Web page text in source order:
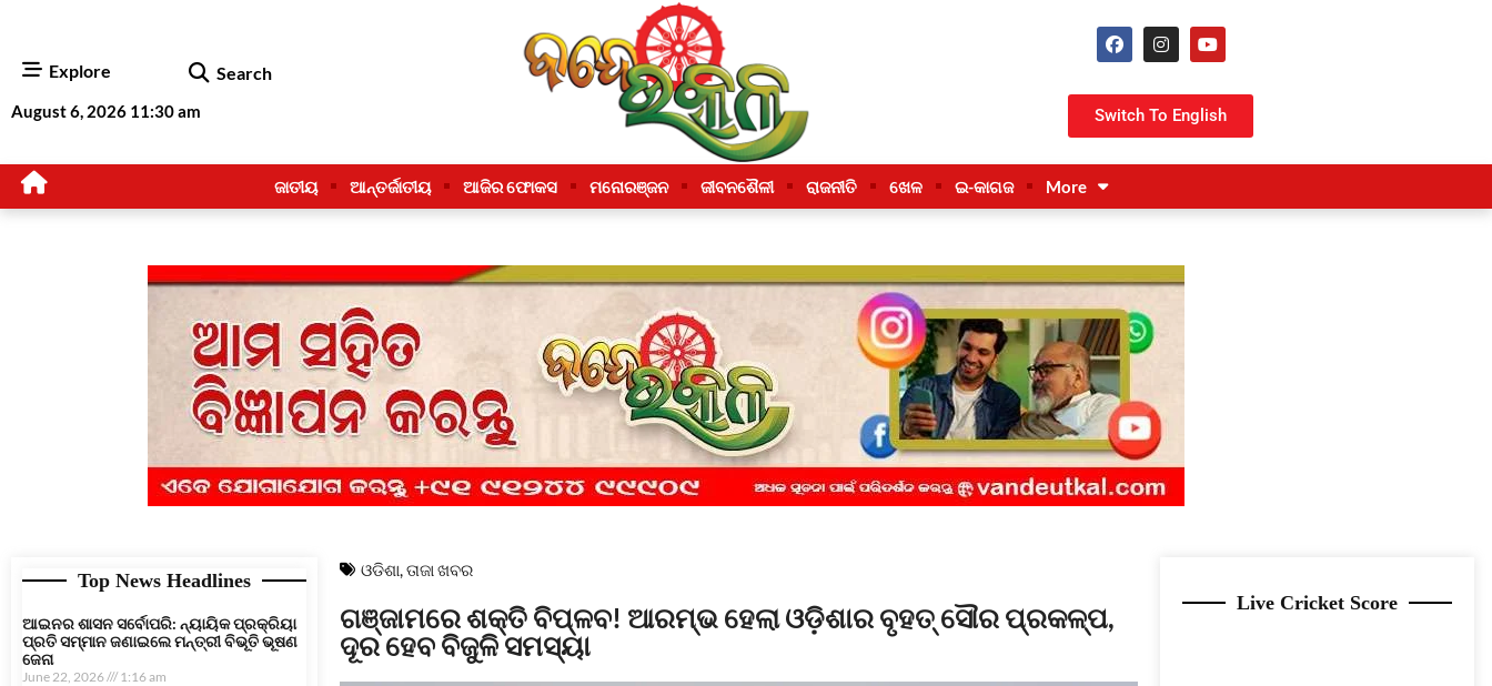
Explore Search
August 6, 2026 11:30 am Switch To English
ଜାତୀୟ ଆନ୍ତର୍ଜାତୀୟ ଆଜିର ଫୋକସ ମନୋରଞ୍ଜନ ଜୀବନଶୈଳୀ ରାଜନୀତି ଖେଳ ଇ-କାଗଜ More
Top News Headlines
ଆଇନର ଶାସନ ସର୍ବୋପରି: ନ୍ୟାୟିକ ପ୍ରକ୍ରିୟା
ପ୍ରତି ସମ୍ମାନ ଜଣାଇଲେ ମନ୍ତ୍ରୀ ବିଭୂତି ଭୂଷଣ
ଜେନା
June 22, 2026 1:16 am
ଓଡିଶା,ତାଜା ଖବର
ଗଞ୍ଜାମରେ ଶକ୍ତି ବିପ୍ଳବ! ଆରମ୍ଭ ହେଲା ଓଡ଼ିଶାର ବୃହତ୍ ସୌର ପ୍ରକଳ୍ପ,
ଦୂର ହେବ ବିଜୁଳି ସମସ୍ୟା
Live Cricket Score